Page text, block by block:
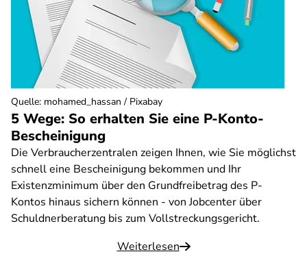
5 Wege: So erhalten Sie eine P-Konto-
Bescheinigung
Die Verbraucherzentralen zeigen Ihnen, wie Sie möglichst
schnell eine Bescheinigung bekommen und Ihr
Existenzminimum über den Grundfreibetrag des P-
Kontos hinaus sichern können - von Jobcenter über
Schuldnerberatung bis zum Vollstreckungsgericht.
Weiterlesen
Quelle: mohamed_hassan / Pixabay